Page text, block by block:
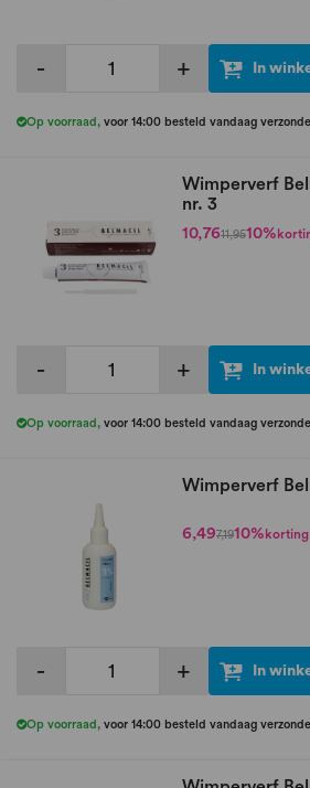
- + In
Op voorraad , voor 14:00 besteld vandaag
Wimperverf
nr. 3
10,7611,9510%
- + In
Op voorraad , voor 14:00 besteld vandaag
Wimperverf
6,497,1910% korting
- + In
Op voorraad , voor 14:00 besteld vandaag